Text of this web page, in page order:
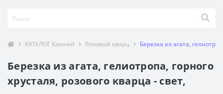
КАТАЛОГ Камней Розовый кварц Березка из агата,
Березка из агата, гелиотропа, горного
хрусталя, розового кварца - свет,